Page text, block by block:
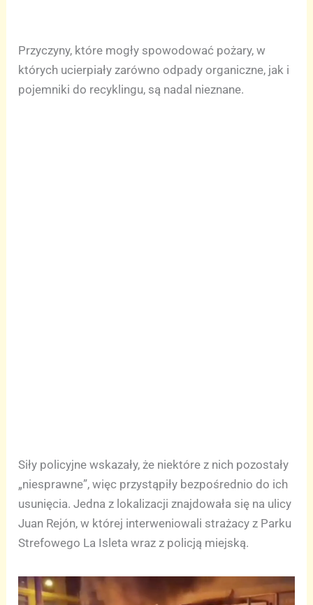
Przyczyny, które mogły spowodować pożary, w
których ucierpiały zarówno odpady organiczne, jak i
pojemniki do recyklingu, są nadal nieznane.
Siły policyjne wskazały, że niektóre z nich pozostały
„niesprawne”, więc przystąpiły bezpośrednio do ich
usunięcia. Jedna z lokalizacji znajdowała się na ulicy
Juan Rejón, w której interweniowali strażacy z Parku
Strefowego La Isleta wraz z policją miejską.